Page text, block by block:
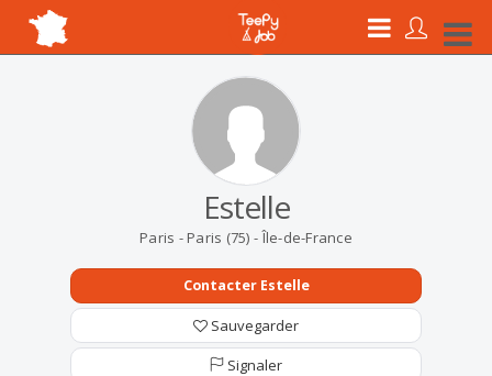
Estelle
Paris - Paris (75) - Île-de-France
Contacter Estelle
Sauvegarder
Signaler